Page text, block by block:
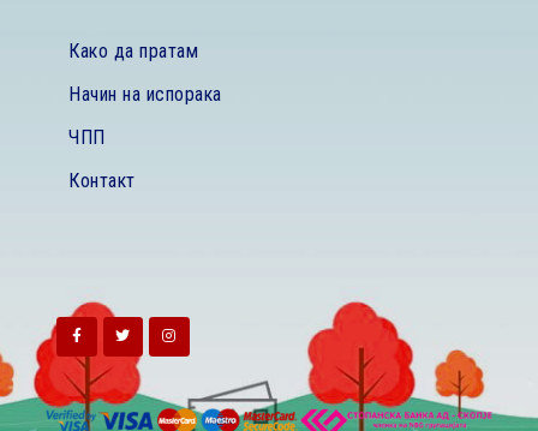
Како да пратам
Начин на испорака
ЧПП
Контакт